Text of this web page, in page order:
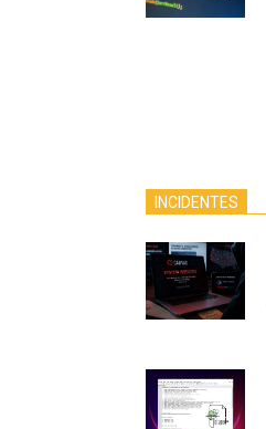
INCIDENTES